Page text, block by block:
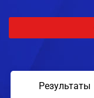
Результаты